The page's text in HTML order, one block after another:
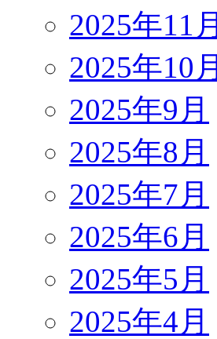
2025年11月
2025年10月
2025年9月
2025年8月
2025年7月
2025年6月
2025年5月
2025年4月